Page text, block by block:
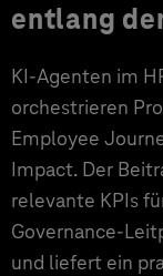
entlang
KI‑Agenten im
orchestrieren
Employee
Impact. Der
relevante KPIs
und liefert ein